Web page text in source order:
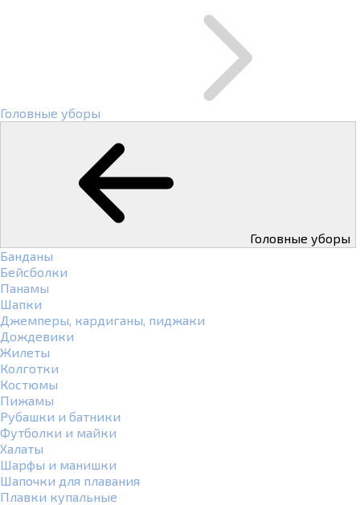
Головные уборы
Головные уборы
Банданы
Бейсболки
Панамы
Шапки
Джемперы, кардиганы, пиджаки
Дождевики
Жилеты
Колготки
Костюмы
Пижамы
Рубашки и батники
Футболки и майки
Халаты
Шарфы и манишки
Шапочки для плавания
Плавки купальные